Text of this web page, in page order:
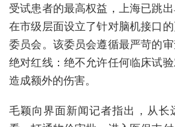
受试患者的最高权益，上海已跳
在市级层面设立了针对脑机接口
委员会。该委员会遵循最严苛的
绝对红线：绝不允许任何临床试
造成额外的伤害。
毛颖向界面新闻记者指出，从长